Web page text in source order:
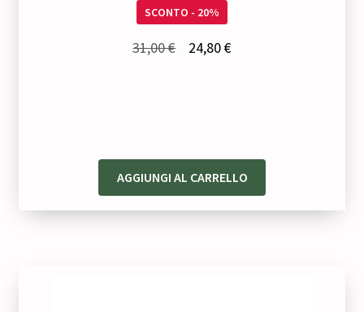
SCONTO - 20%
31,00€ 24,80€Il
AGGIUNGI AL CARRELLO